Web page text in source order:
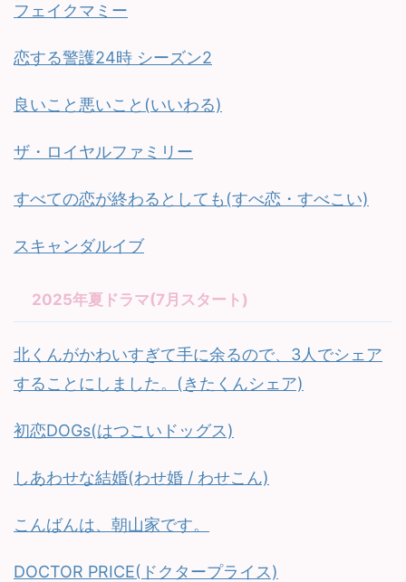
フェイクマミー
恋する警護24時 シーズン2
良いこと悪いこと(いいわる)
ザ・ロイヤルファミリー
すべての恋が終わるとしても(すべ恋・すべこい)
スキャンダルイブ
2025年夏ドラマ(7月スタート)
北くんがかわいすぎて手に余るので、3人でシェア
することにしました。(きたくんシェア)
初恋DOGs(はつこいドッグス)
しあわせな結婚(わせ婚 / わせこん)
こんばんは、朝山家です。
DOCTOR PRICE(ドクタープライス)